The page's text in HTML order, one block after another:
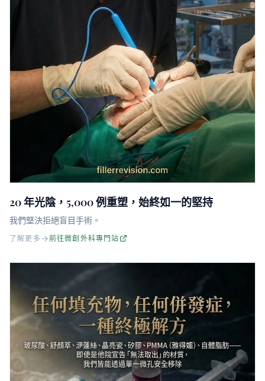
20 年光陰，5,000 例重塑，始終如一的堅持
我們堅決拒絕盲目手術。
了解更多 前往微創外科專門站